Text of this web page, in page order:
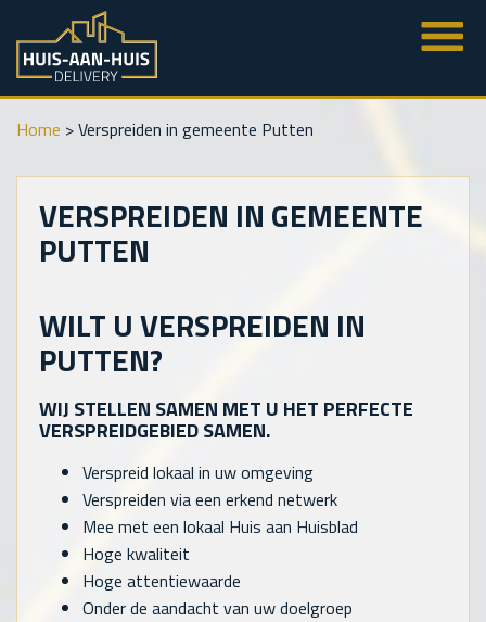
Home >Verspreiden in gemeente Putten
VERSPREIDEN IN GEMEENTE
PUTTEN
WILT U VERSPREIDEN IN
PUTTEN?
WIJ STELLEN SAMEN MET U HET PERFECTE
VERSPREIDGEBIED SAMEN.
Verspreid lokaal in uw omgeving
Verspreiden via een erkend netwerk
Mee met een lokaal Huis aan Huisblad
Hoge kwaliteit
Hoge attentiewaarde
Onder de aandacht van uw doelgroep